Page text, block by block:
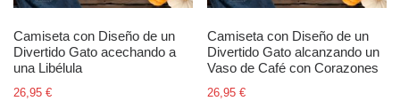
Camiseta con Diseño de un
Divertido Gato acechando a
una Libélula
26,95 €
Camiseta con Diseño de un
Divertido Gato alcanzando un
Vaso de Café con Corazones
26,95€